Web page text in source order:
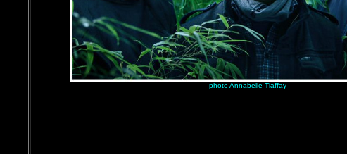
photo Annabelle Tiaffay